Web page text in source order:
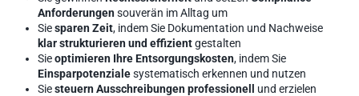
Anforderungen souverän im Alltag um
Sie sparen Zeit
klar strukturieren und effizient gestalten
Sie optimieren Ihre Entsorgungskosten
Einsparpotenziale systematisch erkennen und nutzen
Sie steuern Ausschreibungen professionell
und erzielen